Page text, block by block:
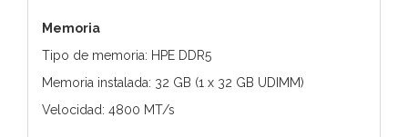
Memoria
Tipo de memoria: HPE DDR5
Memoria instalada: 32 GB (1 x 32 GB UDIMM)
Velocidad: 4800 MT/s